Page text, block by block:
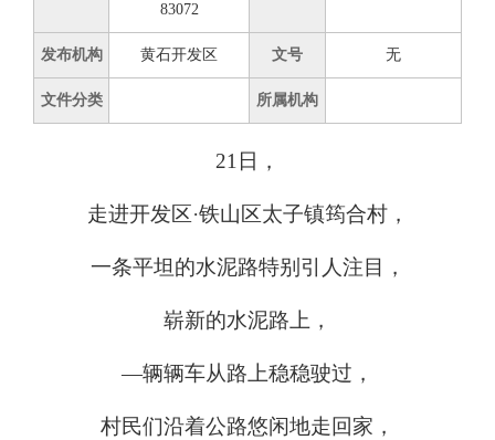
83072
发布机构 黄石开发区 文号 无
文件分类 所属机构
21日，
走进开发区·铁山区太子镇筠合村，
一条平坦的水泥路特别引人注目，
崭新的水泥路上，
—辆辆车从路上稳稳驶过，
村民们沿着公路悠闲地走回家，